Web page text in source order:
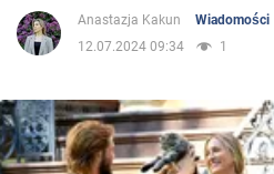
Życie
Polityka
Anastazja Kakun
Wiadomości
12.07.2024 09:34
1